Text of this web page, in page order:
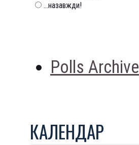
...назавжди!
Polls Archive
КАЛЕНДАР